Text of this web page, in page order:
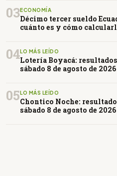
03ECONOMÍA
Décimo tercer sueldo
cuánto es y cómo
04LO MÁS LEÍDO
Lotería Boyacá:
sábado 8 de agosto de 2026
05 LO MÁS LEÍDO
Chontico Noche:
sábado 8 de agosto de 2026